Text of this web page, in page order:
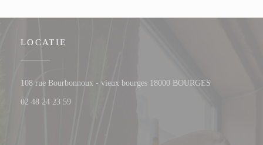
LOCATIE
108 rue Bourbonnoux - vieux bourges 18000 BOURGES
02 48 24 23 59